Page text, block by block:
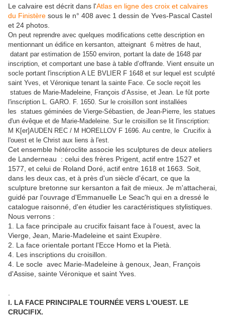
Le calvaire est décrit dans l'Atlas en ligne des croix et calvaires
du Finistère sous le n° 408 avec 1 dessin de Yves-Pascal Castel
et 24 photos.
On peut reprendre avec quelques modifications cette description en
mentionnant un édifice en kersanton, atteignant 6 mètres de haut,
datant par estimation de 1550 environ, portant la date de 1648 par
inscription, et comportant une base à table d’offrande. Vient ensuite un
socle portant l'inscription A LE BVLIER F 1648 et sur lequel est sculpté
saint Yves, et Véronique tenant la sainte Face. Ce socle reçoit les
statues de Marie-Madeleine, François d’Assise, et Jean. Le fût porte
l'inscription L. GARO. F. 1650. Sur le croisillon sont installées
les statues géminées de Vierge-Sébastien, de Jean-Pierre, les statues
d'un évêque et de Marie-Madeleine. Sur le croisillon se lit l'inscription:
M K[er]AUDEN REC / M HORELLOV F 1696. Au centre, le Crucifix à
l'ouest et le Christ aux liens à l'est.
Cet ensemble hétéroclite associe les sculptures de deux ateliers
de Landerneau : celui des frères Prigent, actif entre 1527 et
1577, et celui de Roland Doré, actif entre 1618 et 1663. Soit,
dans les deux cas, et à près d'un siècle d'écart, ce que la
sculpture bretonne sur kersanton a fait de mieux. Je m'attacherai,
guidé par l'ouvrage d'Emmanuelle Le Seac'h qui en a dressé le
catalogue raisonné, d'en étudier les caractéristiques stylistiques.
Nous verrons :
1. La face principale au crucifix faisant face à l'ouest, avec la
Vierge, Jean, Marie-Madeleine et saint Exupère.
2. La face orientale portant l'Ecce Homo et la Pietà.
4. Les inscriptions du croisillon.
4. Le socle avec Marie-Madeleine à genoux, Jean, François
d'Assise, sainte Véronique et saint Yves.
I. LA FACE PRINCIPALE TOURNÉE VERS L'OUEST. LE
CRUCIFIX.